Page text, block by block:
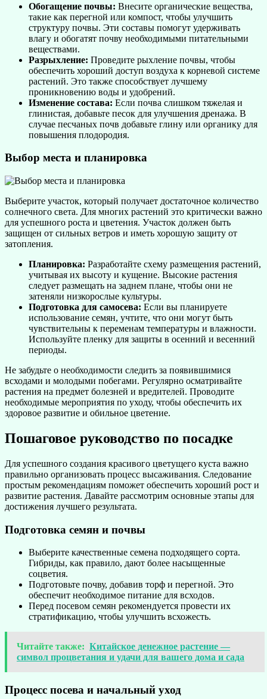
Обогащение почвы: Внесите органические вещества,
такие как перегной или компост, чтобы улучшить
структуру почвы. Эти составы помогут удерживать
влагу и обогатят почву необходимыми питательными
веществами.
Разрыхление: Проведите рыхление почвы, чтобы
обеспечить хороший доступ воздуха к корневой системе
растений. Это также способствует лучшему
проникновению воды и удобрений.
Изменение состава: Если почва слишком тяжелая и
глинистая, добавьте песок для улучшения дренажа. В
случае песчаных почв добавьте глину или органику для
повышения плодородия.
Выбор места и планировка
Выберите участок, который получает достаточное количество
солнечного света. Для многих растений это критически важно
для успешного роста и цветения. Участок должен быть
защищен от сильных ветров и иметь хорошую защиту от
затопления.
Планировка: Разработайте схему размещения растений,
учитывая их высоту и кущение. Высокие растения
следует размещать на заднем плане, чтобы они не
затеняли низкорослые культуры.
Подготовка для самосева: Если вы планируете
использование семян, учтите, что они могут быть
чувствительны к переменам температуры и влажности.
Используйте пленку для защиты в осенний и весенний
периоды.
Не забудьте о необходимости следить за появившимися
всходами и молодыми побегами. Регулярно осматривайте
растения на предмет болезней и вредителей. Проводите
необходимые мероприятия по уходу, чтобы обеспечить их
здоровое развитие и обильное цветение.
Пошаговое руководство по посадке
Для успешного создания красивого цветущего куста важно
правильно организовать процесс высаживания. Следование
простым рекомендациям поможет обеспечить хороший рост и
развитие растения. Давайте рассмотрим основные этапы для
достижения лучшего результата.
Подготовка семян и почвы
Выберите качественные семена подходящего сорта.
Гибриды, как правило, дают более насыщенные
соцветия.
Подготовьте почву, добавив торф и перегной. Это
обеспечит необходимое питание для всходов.
Перед посевом семян рекомендуется провести их
стратификацию, чтобы улучшить всхожесть.
Читайте также: Китайское денежное растение —
символ процветания и удачи для вашего дома и сада
Процесс посева и начальный уход